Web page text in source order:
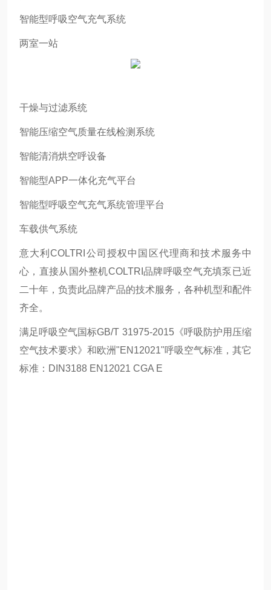
智能型呼吸空气充气系统
两室一站
干燥与过滤系统
智能压缩空气质量在线检测系统
智能清消烘空呼设备
智能型APP一体化充气平台
智能型呼吸空气充气系统管理平台
车载供气系统
意大利COLTRI公司授权中国区代理商和技术服务中
心，直接从国外整机COLTRI品牌呼吸空气充填泵已近
二十年，负责此品牌产品的技术服务，各种机型和配件
齐全。
满足呼吸空气国标GB/T 31975-2015《呼吸防护用压缩
空气技术要求》和欧洲"EN12021"呼吸空气标准，其它
标准：DIN3188 EN12021 CGA E